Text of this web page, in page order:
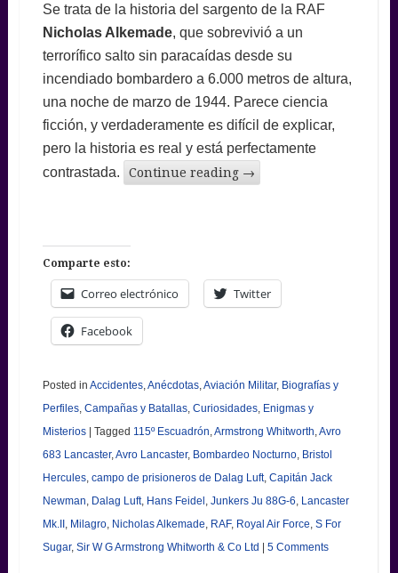
Se trata de la historia del sargento de la RAF
Nicholas Alkemade, que sobrevivió a un
terrorífico salto sin paracaídas desde su
incendiado bombardero a 6.000 metros de altura,
una noche de marzo de 1944. Parece ciencia
ficción, y verdaderamente es difícil de explicar,
pero la historia es real y está perfectamente
contrastada.
Continue reading →
Comparte esto:
Correo electrónico Twitter
Facebook
Posted in Accidentes, Anécdotas, Aviación Militar, Biografías y
Perfiles, Campañas y Batallas, Curiosidades, Enigmas y
Misterios | Tagged 115º Escuadrón Armstrong Whitworth Avro
683 Lancaster, Avro Lancaster, Bombardeo Nocturno, Bristol
Hercules, campo de prisioneros de Dalag Luft, Capitán Jack
Newman Dalag Luft, Hans Feidel Junkers Ju 88G-6 Lancaster
Mk.II, Milagro, Nicholas Alkemade RAF, Royal Air Force S For
Sugar, Sir W G Armstrong Whitworth & Co Ltd | 5 Comments